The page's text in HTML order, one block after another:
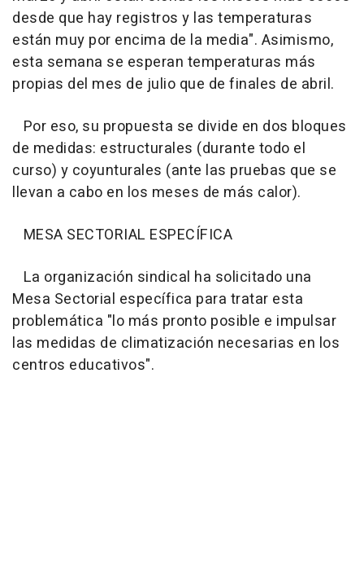
desde que hay registros y las temperaturas
están muy por encima de la media". Asimismo,
esta semana se esperan temperaturas más
propias del mes de julio que de finales de abril.
Por eso, su propuesta se divide en dos bloques
de medidas: estructurales (durante todo el
curso) y coyunturales (ante las pruebas que se
llevan a cabo en los meses de más calor).
MESA SECTORIAL ESPECÍFICA
La organización sindical ha solicitado una
Mesa Sectorial específica para tratar esta
problemática "lo más pronto posible e impulsar
las medidas de climatización necesarias en los
centros educativos".